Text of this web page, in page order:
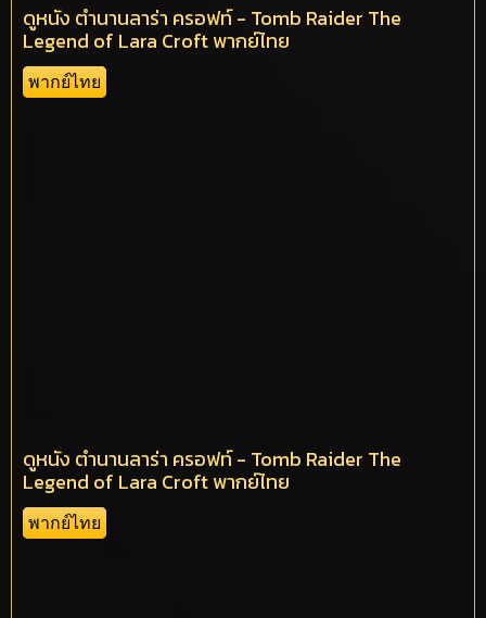
ดูหนัง ตำนานลาร่า ครอฟท์ - Tomb Raider The
Legend of Lara Croft พากย์ไทย
พากย์ไทย
ดูหนัง ตำนานลาร่า ครอฟท์ - Tomb Raider The
Legend of Lara Croft พากย์ไทย
พากย์ไทย